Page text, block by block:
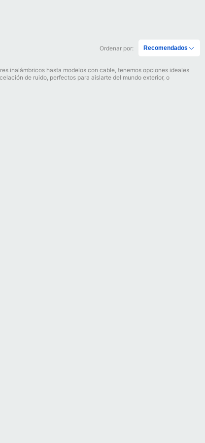
Ordenar por: Recomendados
inalámbricos hasta modelos con cable, tenemos opciones ideales
de ruido, perfectos para aislarte del mundo exterior, o